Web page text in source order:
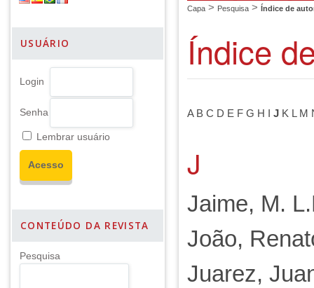
USUÁRIO
Login
Senha
Lembrar usuário
CONTEÚDO DA REVISTA
Pesquisa
Capa > Pesquisa > Índice de
Índice
A B C D E F G H J K L M
J
Jaime, M.
João,
Juarez,